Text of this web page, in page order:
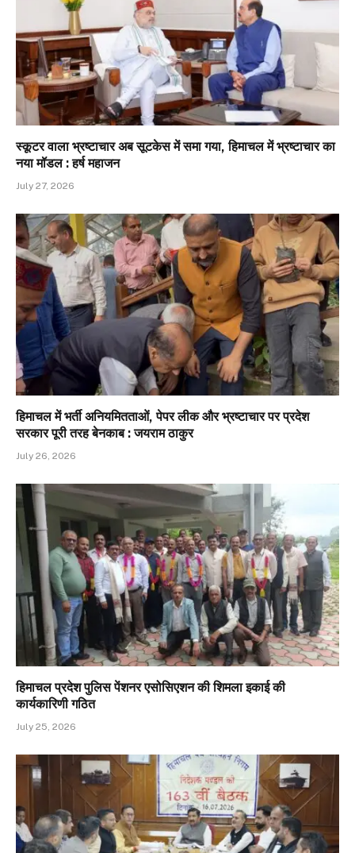
स्कूटर वाला भ्रष्टाचार अब सूटकेस में समा गया, हिमाचल में भ्रष्टाचार का
नया मॉडल : हर्ष महाजन
July 27, 2026
हिमाचल में भर्ती अनियमितताओं, पेपर लीक और भ्रष्टाचार पर प्रदेश
सरकार पूरी तरह बेनकाब : जयराम ठाकुर
July 26, 2026
हिमाचल प्रदेश पुलिस पेंशनर एसोसिएशन की शिमला इकाई की
कार्यकारिणी गठित
July 25, 2026